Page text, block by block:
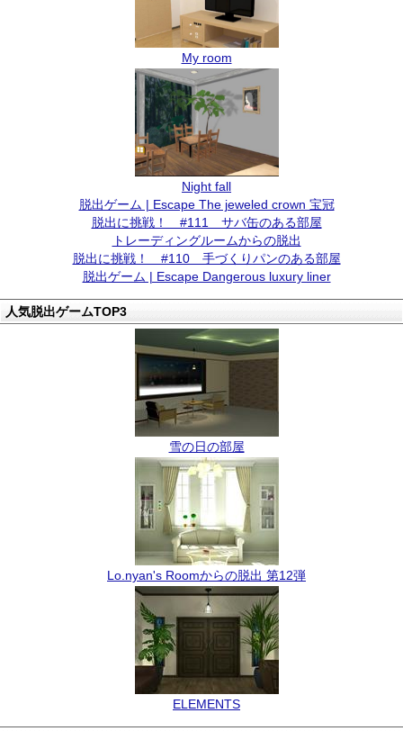
My room
Night fall
脱出ゲーム | Escape The jeweled crown 宝冠
脱出に挑戦！ #111 サバ缶のある部屋
トレーディングルームからの脱出
脱出に挑戦！ #110 手づくりパンのある部屋
脱出ゲーム | Escape Dangerous luxury liner
人気脱出ゲームTOP3
雪の日の部屋
Lo.nyan's Roomからの脱出 第12弾
ELEMENTS